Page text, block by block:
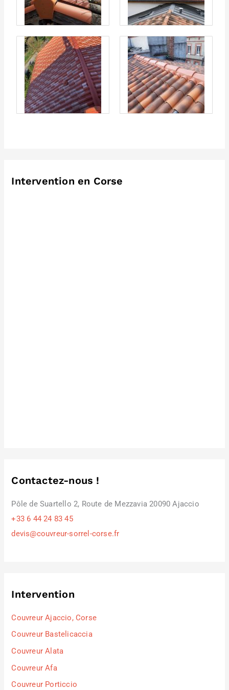
Intervention en Corse
Contactez-nous !
Pôle de Suartello 2, Route de Mezzavia 20090 Ajaccio
+33 6 44 24 83 45
devis@couvreur-sorrel-corse.fr
Intervention
Couvreur Ajaccio, Corse
Couvreur Bastelicaccia
Couvreur Alata
Couvreur Afa
Couvreur Porticcio